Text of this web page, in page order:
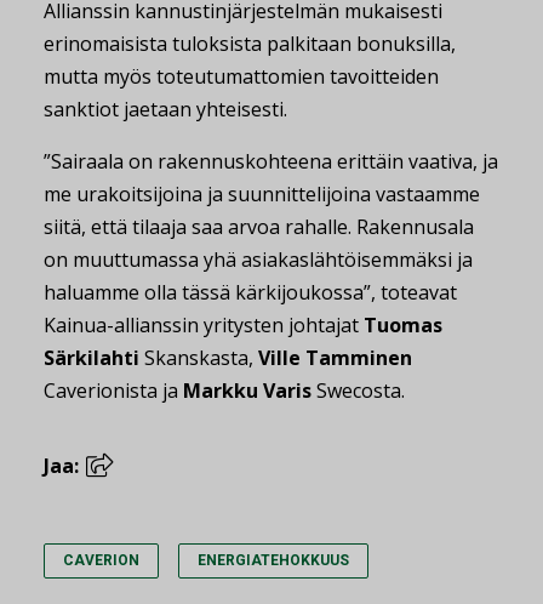
Allianssin kannustinjärjestelmän mukaisesti
erinomaisista tuloksista palkitaan bonuksilla,
mutta myös toteutumattomien tavoitteiden
sanktiot jaetaan yhteisesti.
”Sairaala on rakennuskohteena erittäin vaativa, ja
me urakoitsijoina ja suunnittelijoina vastaamme
siitä, että tilaaja saa arvoa rahalle. Rakennusala
on muuttumassa yhä asiakaslähtöisemmäksi ja
haluamme olla tässä kärkijoukossa”, toteavat
Kainua-allianssin yritysten johtajat Tuomas
Särkilahti Skanskasta, Ville Tamminen
Caverionista ja Markku VarisSwecosta.
Jaa:
CAVERION ENERGIATEHOKKUUS